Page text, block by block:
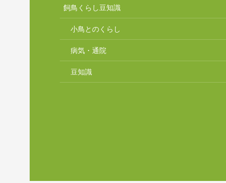
飼鳥くらし豆知識
小鳥とのくらし
病気・通院
豆知識